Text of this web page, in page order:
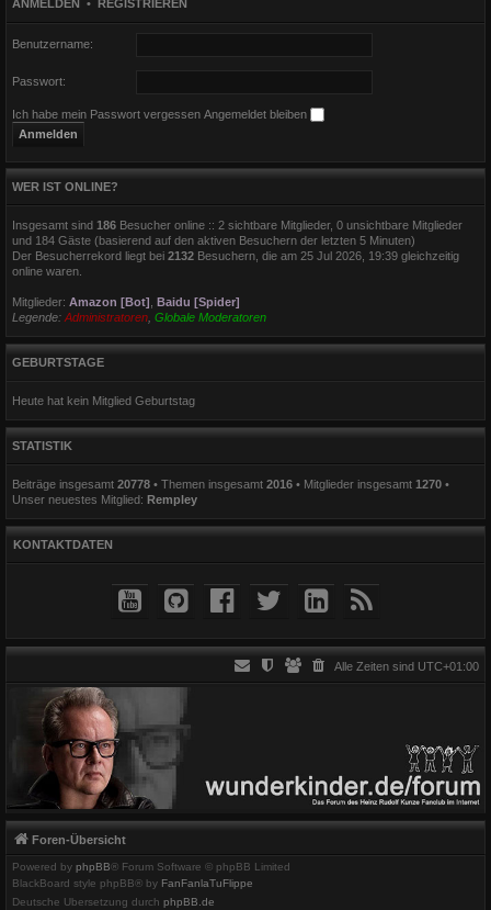
ANMELDEN • REGISTRIEREN
Benutzername:
Passwort:
Ich habe mein Passwort vergessen Angemeldet bleiben
WER IST ONLINE?
Insgesamt sind 186 Besucher online :: 2 sichtbare Mitglieder, 0 unsichtbare Mitglieder
und 184 Gäste (basierend auf den aktiven Besuchern der letzten 5 Minuten)
Der Besucherrekord liegt bei 2132 Besuchern, die am 25 Jul 2026, 19:39 gleichzeitig
online waren.
Mitglieder: Amazon [Bot]
Baidu [Spider]
Legende: Administratoren Globale Moderatoren
GEBURTSTAGE
Heute hat kein Mitglied Geburtstag
STATISTIK
Beiträge insgesamt 20778 • Themen insgesamt 2016 • Mitglieder insgesamt 1270 •
Unser neuestes Mitglied: Rempley
KONTAKTDATEN
Alle Zeiten sind UTC+01:00
Foren-Übersicht
Powered by phpBB® Forum Software © phpBB Limited
BlackBoard style phpBB® by FanFanlaTuFlippe
Deutsche Übersetzung durch phpBB.de